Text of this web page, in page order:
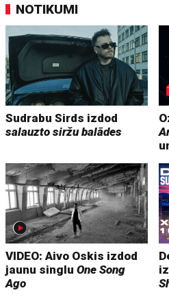
NOTIKUMI
Sudrabu Sirds izdod
salauzto siržu balādes
VIDEO: Aivo Oskis izdod
jaunu singluOne Song
Ago